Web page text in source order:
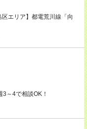
エリア】都電荒川線「向
～4で相談OK！